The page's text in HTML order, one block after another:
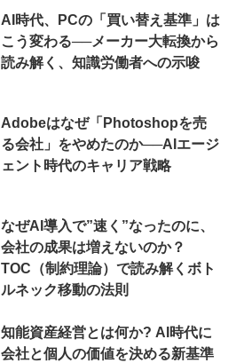
AI時代、PCの「買い替え基準」は
こう変わる──メーカー大転換から
読み解く、知識労働者への示唆
Adobeはなぜ「Photoshopを売
る会社」をやめたのか──AIエージ
ェント時代のキャリア戦略
なぜAI導入で”速く”なったのに、
会社の成果は増えないのか？
TOC（制約理論）で読み解くボト
ルネック移動の法則
知能資産経営とは何か? AI時代に
会社と個人の価値を決める新基準